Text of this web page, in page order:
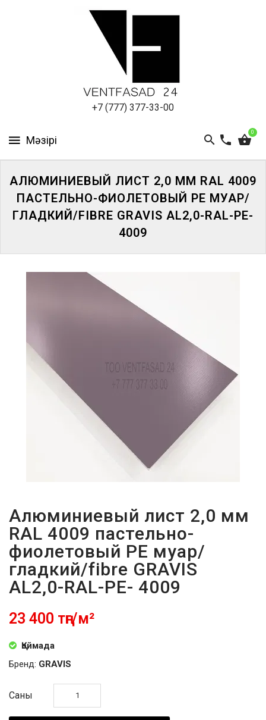
+7 (777) 377-33-00
0
ПАНЕЛИ
АЛЮМИНИЕВЫЙ ЛИСТ 2,0 ММ RAL 4009
ПАСТЕЛЬНО-ФИОЛЕТОВЫЙ PE МУАР/
ГЛАДКИЙ/FIBRE GRAVIS AL2,0-RAL-PE-
4009
Алюминиевый лист 2,0 мм
RAL 4009 пастельно-
фиолетовый PE муар/
гладкий/fibre GRAVIS
AL2,0-RAL-PE- 4009
23 400 тңг/м²
Қоймада
Бренд: GRAVIS
Саны